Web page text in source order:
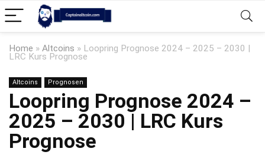
Home » Altcoins » Loopring Prognose 2024 – 2025 – 2030 |
LRC Kurs Prognose
Altcoins Prognosen
Loopring Prognose 2024 –
2025 – 2030 | LRC Kurs
Prognose